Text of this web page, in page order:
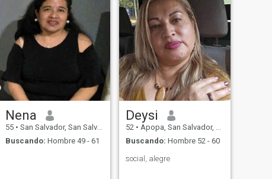
Nena
55 • San Salvador, San Salvador, El Salvador
Buscando: Hombre 49 - 61
Deysi
52 • Apopa, San Salvador, El Salvador
Buscando: Hombre 52 - 60
social, alegre